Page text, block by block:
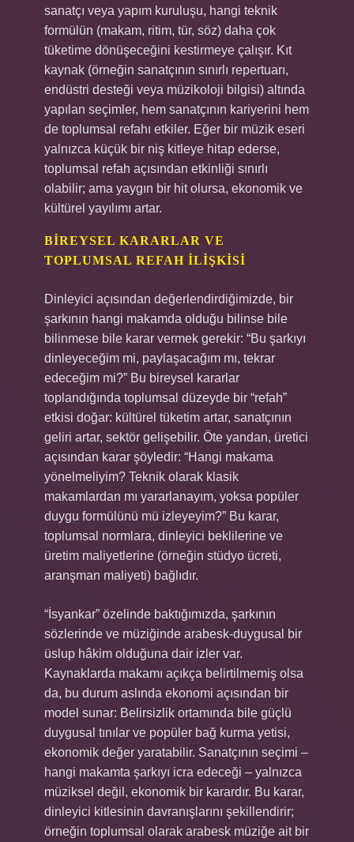
sanatçı veya yapım kuruluşu, hangi teknik
formülün (makam, ritim, tür, söz) daha çok
tüketime dönüşeceğini kestirmeye çalışır. Kıt
kaynak (örneğin sanatçının sınırlı repertuarı,
endüstri desteği veya müzikoloji bilgisi) altında
yapılan seçimler, hem sanatçının kariyerini hem
de toplumsal refahı etkiler. Eğer bir müzik eseri
yalnızca küçük bir niş kitleye hitap ederse,
toplumsal refah açısından etkinliği sınırlı
olabilir; ama yaygın bir hit olursa, ekonomik ve
kültürel yayılımı artar.
BIREYSEL KARARLAR VE
TOPLUMSAL REFAH İLIŞKISI
Dinleyici açısından değerlendirdiğimizde, bir
şarkının hangi makamda olduğu bilinse bile
bilinmese bile karar vermek gerekir: “Bu şarkıyı
dinleyeceğim mi, paylaşacağım mı, tekrar
edeceğim mi?” Bu bireysel kararlar
toplandığında toplumsal düzeyde bir “refah”
etkisi doğar: kültürel tüketim artar, sanatçının
geliri artar, sektör gelişebilir. Öte yandan, üretici
açısından karar şöyledir: “Hangi makama
yönelmeliyim? Teknik olarak klasik
makamlardan mı yararlanayım, yoksa popüler
duygu formülünü mü izleyeyim?” Bu karar,
toplumsal normlara, dinleyici beklilerine ve
üretim maliyetlerine (örneğin stüdyo ücreti,
aranşman maliyeti) bağlıdır.
“İsyankar” özelinde baktığımızda, şarkının
sözlerinde ve müziğinde arabesk‑duygusal bir
üslup hâkim olduğuna dair izler var.
Kaynaklarda makamı açıkça belirtilmemiş olsa
da, bu durum aslında ekonomi açısından bir
model sunar: Belirsizlik ortamında bile güçlü
duygusal tınılar ve popüler bağ kurma yetisi,
ekonomik değer yaratabilir. Sanatçının seçimi –
hangi makamta şarkıyı icra edeceği – yalnızca
müziksel değil, ekonomik bir karardır. Bu karar,
dinleyici kitlesinin davranışlarını şekillendirir;
örneğin toplumsal olarak arabesk müziğe ait bir